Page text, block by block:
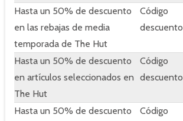
Hasta un 50% de descuento
en las rebajas de media
temporada de The Hut
Código
descuento
Hasta un 50% de descuento
en artículos seleccionados en
The Hut
Código
descuento
Hasta un 50% de descuento
Código